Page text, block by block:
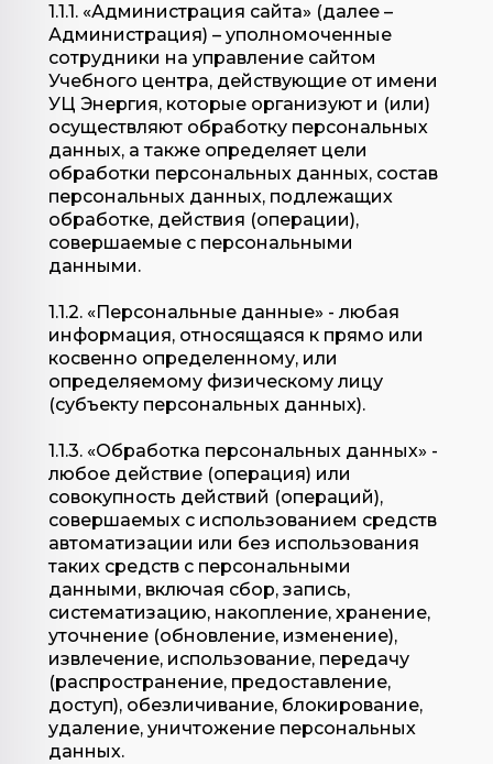
1.1.1. «Администрация сайта» (далее –
Администрация) – уполномоченные
сотрудники на управление сайтом
Учебного центра, действующие от имени
УЦ Энергия, которые организуют и (или)
осуществляют обработку персональных
данных, а также определяет цели
обработки персональных данных, состав
персональных данных, подлежащих
обработке, действия (операции),
совершаемые с персональными
данными.
1.1.2. «Персональные данные» - любая
информация, относящаяся к прямо или
косвенно определенному, или
определяемому физическому лицу
(субъекту персональных данных).
1.1.3. «Обработка персональных данных» -
любое действие (операция) или
совокупность действий (операций),
совершаемых с использованием средств
автоматизации или без использования
таких средств с персональными
данными, включая сбор, запись,
систематизацию, накопление, хранение,
уточнение (обновление, изменение),
извлечение, использование, передачу
(распространение, предоставление,
доступ), обезличивание, блокирование,
удаление, уничтожение персональных
данных.